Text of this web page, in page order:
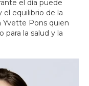
el día puede
el equilibrio de la
Yvette Pons quien
para la salud y la